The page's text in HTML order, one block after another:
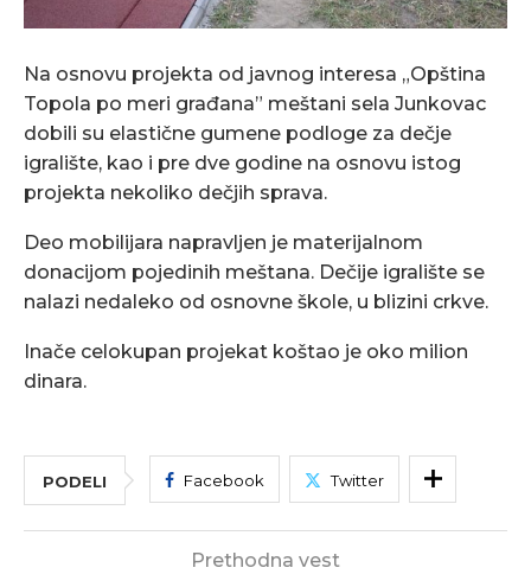
Na osnovu projekta od javnog interesa „Opština
Topola po meri građana” meštani sela Junkovac
dobili su elastične gumene podloge za dečje
igralište, kao i pre dve godine na osnovu istog
projekta nekoliko dečjih sprava.
Deo mobilijara napravljen je materijalnom
donacijom pojedinih meštana. Dečije igralište se
nalazi nedaleko od osnovne škole, u blizini crkve.
Inače celokupan projekat koštao je oko milion
dinara.
PODELI Facebook Twitter
Prethodna vest